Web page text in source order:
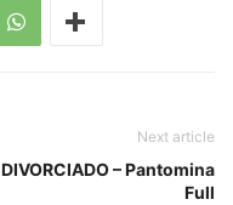
Next article
DIVORCIADO – Pantomina
Full